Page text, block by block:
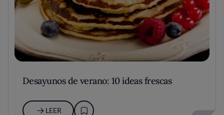
Desayunos de verano: 10 ideas frescas
LEER